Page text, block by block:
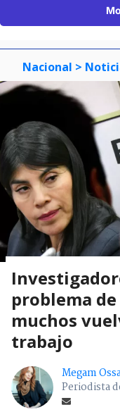
Nacional >
problema de
muchos
trabajo
Megam
Periodista